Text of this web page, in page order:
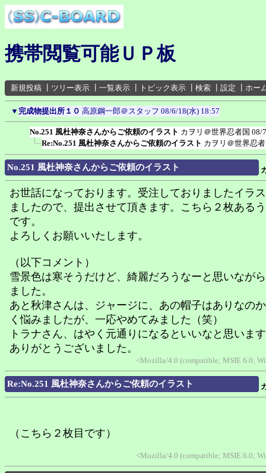
携帯閲覧可能ＵＰ板
新規投稿 ツリー表示 一覧表示 トピック表示 検索 設定 ホー
▼ 完成物提出所１０ 高原鋼一郎＠スタッフ 08/6/18(水) 18:57
No.251 風杜神奈さんからご依頼のイラスト カヲリ＠世界忍者国 08/
Re:No.251 風杜神奈さんからご依頼のイラスト カヲリ＠世界忍
No.251 風杜神奈さんからご依頼のイラスト
お世話になっております。受注しておりましたイラ
ましたので、提出させて頂きます。こちら２枚ある
です。
よろしくお願いいたします。
（以下コメント）
雪景色は寒そうだけど、綺麗だろうなーと思いなが
ました。
あと秋津さんは、ジャージに、あの帽子はありなの
く悩みましたが、一応やめてみました（笑）
トラナさん、はやく元通りになるといいなと思いま
ありがとうございました。
<Mozilla/4.0 (compatible; MSIE 6.0;
Re:No.251 風杜神奈さんからご依頼のイラスト
（こちら２枚目です）
<Mozilla/4.0 (compatible; MSIE 6.0;